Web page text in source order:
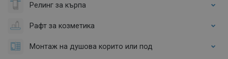
Релинг за кърпа
Рафт за козметика
Монтаж на душова корито или под